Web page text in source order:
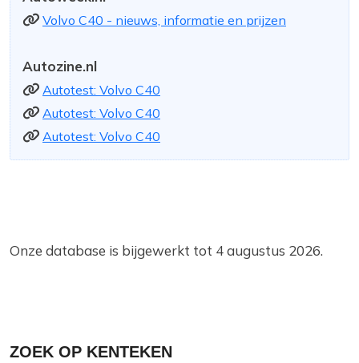
Volvo C40 - nieuws, informatie en prijzen
Autozine.nl
Autotest: Volvo C40
Autotest: Volvo C40
Autotest: Volvo C40
Onze database is bijgewerkt tot 4 augustus 2026.
ZOEK OP KENTEKEN